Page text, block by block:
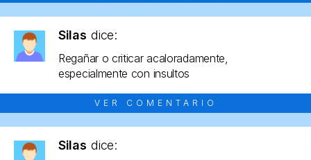
Silas dice:
Regañar o criticar acaloradamente,
especialmente con insultos
VER COMENTARIO
Silas dice: